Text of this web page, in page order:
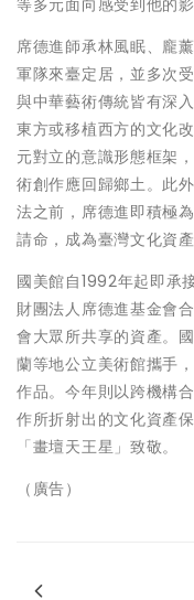
等多元面向感受到他的影
席德進師承林風眠、龐
軍隊來臺定居，並多次
與中華藝術傳統皆有深
東方或移植西方的文化
元對立的意識形態框架
術創作應回歸鄉土。此
法之前，席德進即積極
請命，成為臺灣文化資
國美館自1992年起即承
財團法人席德進基金會
會大眾所共享的資產。
蘭等地公立美術館攜手
作品。今年則以跨機構
作所折射出的文化資產
「畫壇天王星」致敬。
（廣告）